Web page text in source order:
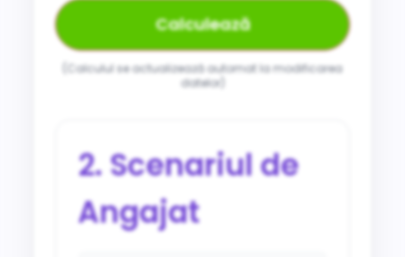
Calculează
(Calculul se actualizează automat la modificarea
datelor)
2. Scenariul de
Angajat